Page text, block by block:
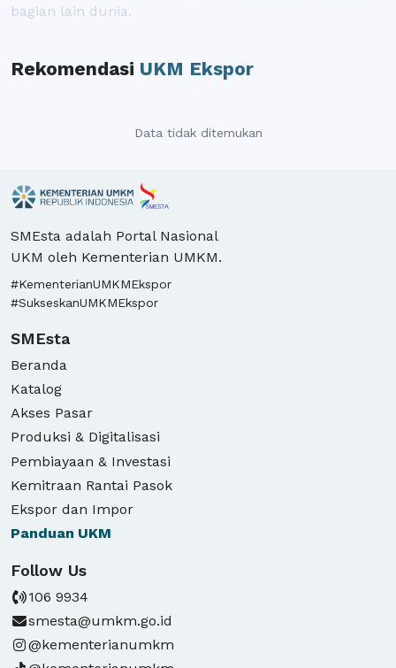
bagian lain dunia.
Rekomendasi UKM Ekspor
Data tidak ditemukan
SMEsta adalah Portal Nasional
UKM oleh Kementerian UMKM.
#KementerianUMKMEkspor
#SukseskanUMKMEkspor
SMEsta
Beranda
Katalog
Akses Pasar
Produksi & Digitalisasi
Pembiayaan & Investasi
Kemitraan Rantai Pasok
Ekspor dan Impor
Panduan UKM
Follow Us
106 9934
smesta@umkm.go.id
@kementerianumkm